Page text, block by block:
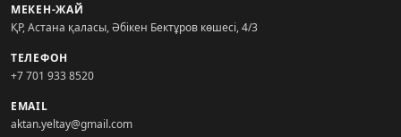
МЕКЕН-ЖАЙ
ҚР, Астана қаласы, Әбікен Бектұров көшесі, 4/3
ТЕЛЕФОН
+7 701 933 8520
EMAIL
aktan.yeltay@gmail.com